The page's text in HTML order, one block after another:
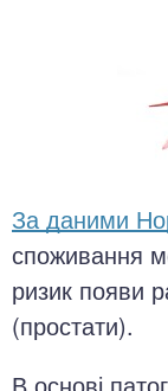
За даними
споживання
ризик появи
(простати).